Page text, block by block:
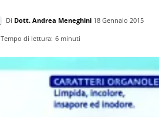
Di Dott. Andrea Meneghini 18 Gennaio 2015
Tempo di lettura: 6 minuti